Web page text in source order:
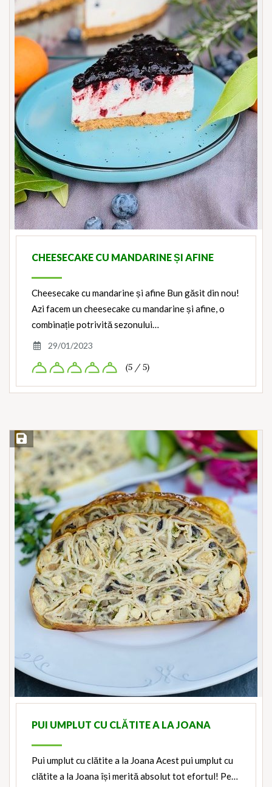
CHEESECAKE CU MANDARINE ȘI AFINE
Cheesecake cu mandarine și afine Bun găsit din nou!
Azi facem un cheesecake cu mandarine și afine, o
combinație potrivită sezonului…
29/01/2023
(5 / 5)
Save Recipe
PUI UMPLUT CU CLĂTITE A LA JOANA
Pui umplut cu clătite a la Joana Acest pui umplut cu
clătite a la Joana își merită absolut tot efortul! Pe…